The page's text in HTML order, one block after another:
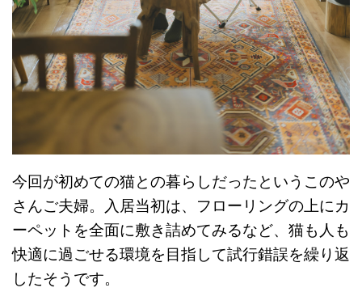
今回が初めての猫との暮らしだったというこのや
さんご夫婦。入居当初は、フローリングの上にカ
ーペットを全面に敷き詰めてみるなど、猫も人も
快適に過ごせる環境を目指して試行錯誤を繰り返
したそうです。